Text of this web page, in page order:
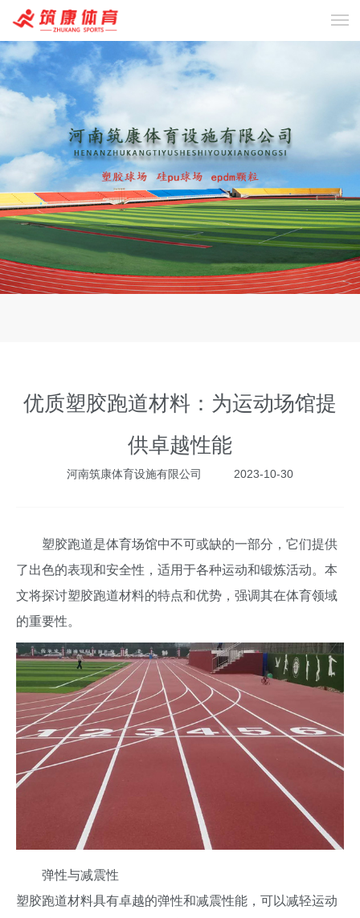
优质塑胶跑道材料：为运动场馆提
供卓越性能
河南筑康体育设施有限公司 2023-10-30
塑胶跑道是体育场馆中不可或缺的一部分，它们提供
了出色的表现和安全性，适用于各种运动和锻炼活动。本
文将探讨塑胶跑道材料的特点和优势，强调其在体育领域
的重要性。
弹性与减震性
塑胶跑道材料具有卓越的弹性和减震性能，可以减轻运动